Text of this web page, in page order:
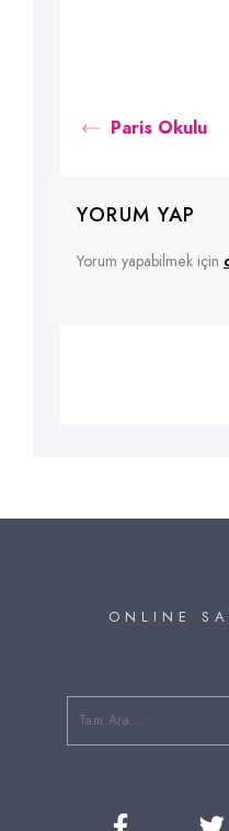
Paris Okulu
YORUM YAP
Yorum yapabilmek için
O N L I N E S